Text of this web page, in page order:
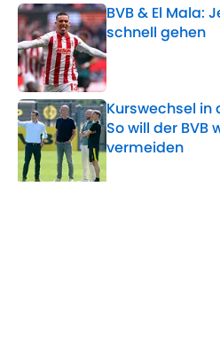
BVB & El Mala:
schnell gehen
Published by on
Kurswechsel in
So will der BVB
vermeiden